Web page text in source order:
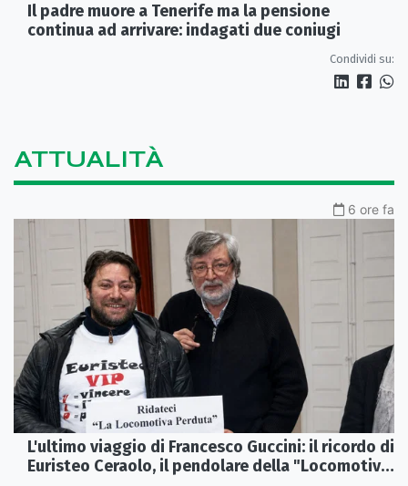
Il padre muore a Tenerife ma la pensione
continua ad arrivare: indagati due coniugi
Condividi su:
ATTUALITÀ
6 ore fa
L'ultimo viaggio di Francesco Guccini: il ricordo di
Euristeo Ceraolo, il pendolare della "Locomotiva